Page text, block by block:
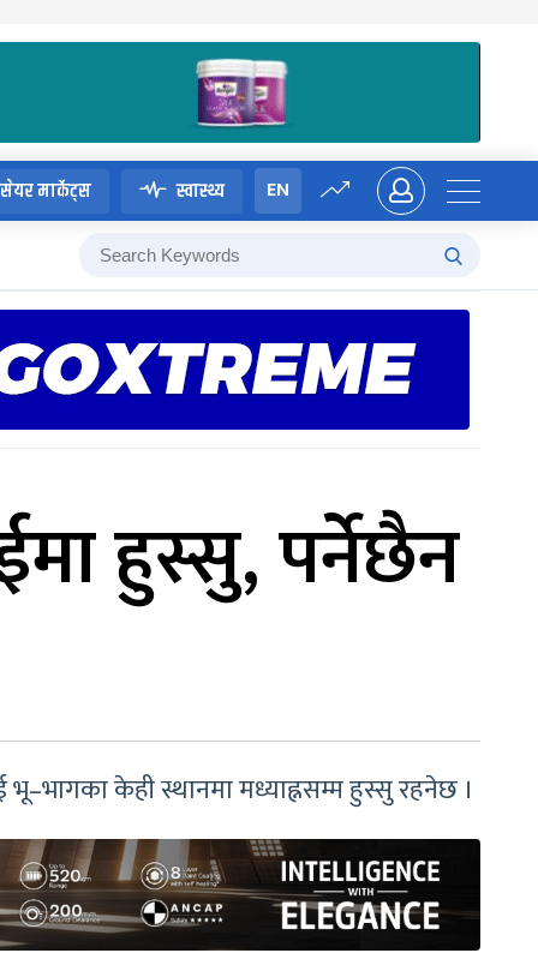
सेयर मार्केट्स स्वास्थ्य EN
हुस्सु, पर्नेछैन
केही स्थानमा मध्याह्नसम्म हुस्सु रहनेछ ।